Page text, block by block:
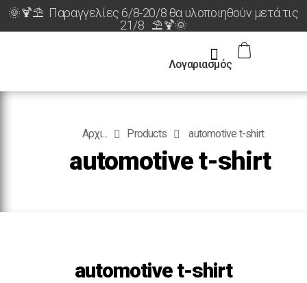
🌞🍹⛱️ Παραγγελίες 6/8-20/8 θα υλοποιηθούν μετά τις
21/8 ⛱️🍹🌞
Λογαριασμός
Αρχι... Products automotive t-shirt
automotive t-shirt
automotive t-shirt